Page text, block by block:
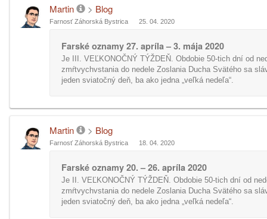
Martin > Blog
Farnosť Záhorská Bystrica 25. 04. 2020
Farské oznamy 27. apríla – 3. mája 2020
Je III. VEĽKONOČNÝ TÝŽDEŇ. Obdobie 50-tich dní od
zmŕtvychvstania do nedele Zoslania Ducha Svätého sa
jeden sviatočný deň, ba ako jedna „veľká nedeľa“.
Martin > Blog
Farnosť Záhorská Bystrica 18. 04. 2020
Farské oznamy 20. – 26. apríla 2020
Je II. VEĽKONOČNÝ TÝŽDEŇ. Obdobie 50-tich dní od
zmŕtvychvstania do nedele Zoslania Ducha Svätého sa
jeden sviatočný deň, ba ako jedna „veľká nedeľa“.